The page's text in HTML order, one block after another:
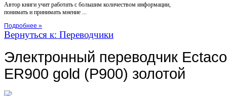
Автор книги учит работать с большим количеством информации,
понимать и принимать мнение ...
Подробнее »
Вернуться к: Переводчики
Электронный переводчик
ER900 gold (P900) золотой